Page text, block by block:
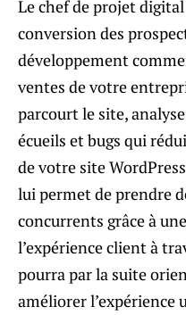
Le chef de projet
conversion des
développement
ventes de votre
parcourt le site,
écueils et bugs qui
de votre site
lui permet de prendre
concurrents grâce à
l’expérience client à
pourra par la suite
améliorer